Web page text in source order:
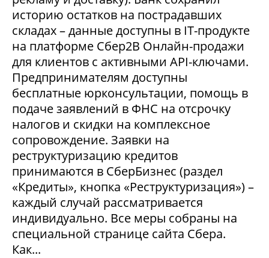
историю остатков на пострадавших
складах – данные доступны в IT-продукте
на платформе Сбер2В Онлайн-продажи
для клиентов с активными API-ключами.
Предпринимателям доступны
бесплатные юрконсультации, помощь в
подаче заявлений в ФНС на отсрочку
налогов и скидки на комплексное
сопровождение. Заявки на
реструктуризацию кредитов
принимаются в СберБизнес (раздел
«Кредиты», кнопка «Реструктуризация») –
каждый случай рассматривается
индивидуально. Все меры собраны на
специальной странице сайта Сбера.
Как...